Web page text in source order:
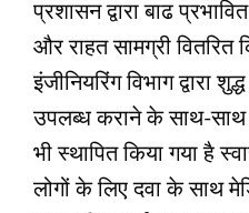
प्रशासन द्वारा बाढ
और राहत सामग्री वितरित
इंजीनियरिंग विभाग द्वारा
उपलब्ध कराने के साथ-साथ
भी स्थापित किया गया है
लोगों के लिए दवा के साथ